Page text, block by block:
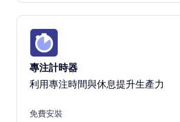
專注計時器
利用專注時間與休息提升生產力
免費安裝